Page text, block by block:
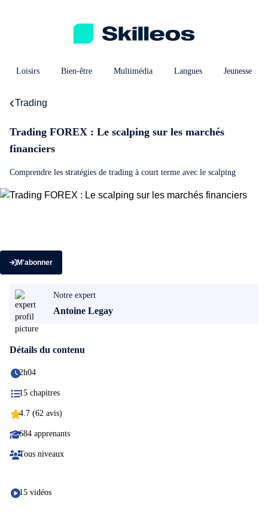
Loisirs Bien-être Multimédia Langues Jeunesse
Trading
Trading FOREX : Le scalping sur les marchés
financiers
Comprendre les stratégies de trading à court terme avec le scalping
M'abonner
Notre expert
Antoine Legay
Détails du contenu
2h04
15 chapitres
4.7 (62 avis)
684 apprenants
Tous niveaux
15 vidéos